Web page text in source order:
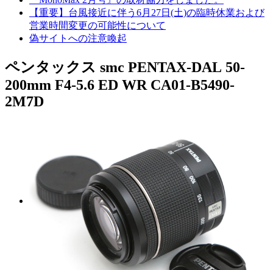
【重要】台風接近に伴う6月27日(土)の臨時休業および
営業時間変更の可能性について
偽サイトへの注意喚起
ペンタックス smc PENTAX-DAL 50-
200mm F4-5.6 ED WR CA01-B5490-
2M7D